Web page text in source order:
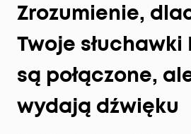
Zrozumienie,
Twoje
są połączone,
wydają dźwięku